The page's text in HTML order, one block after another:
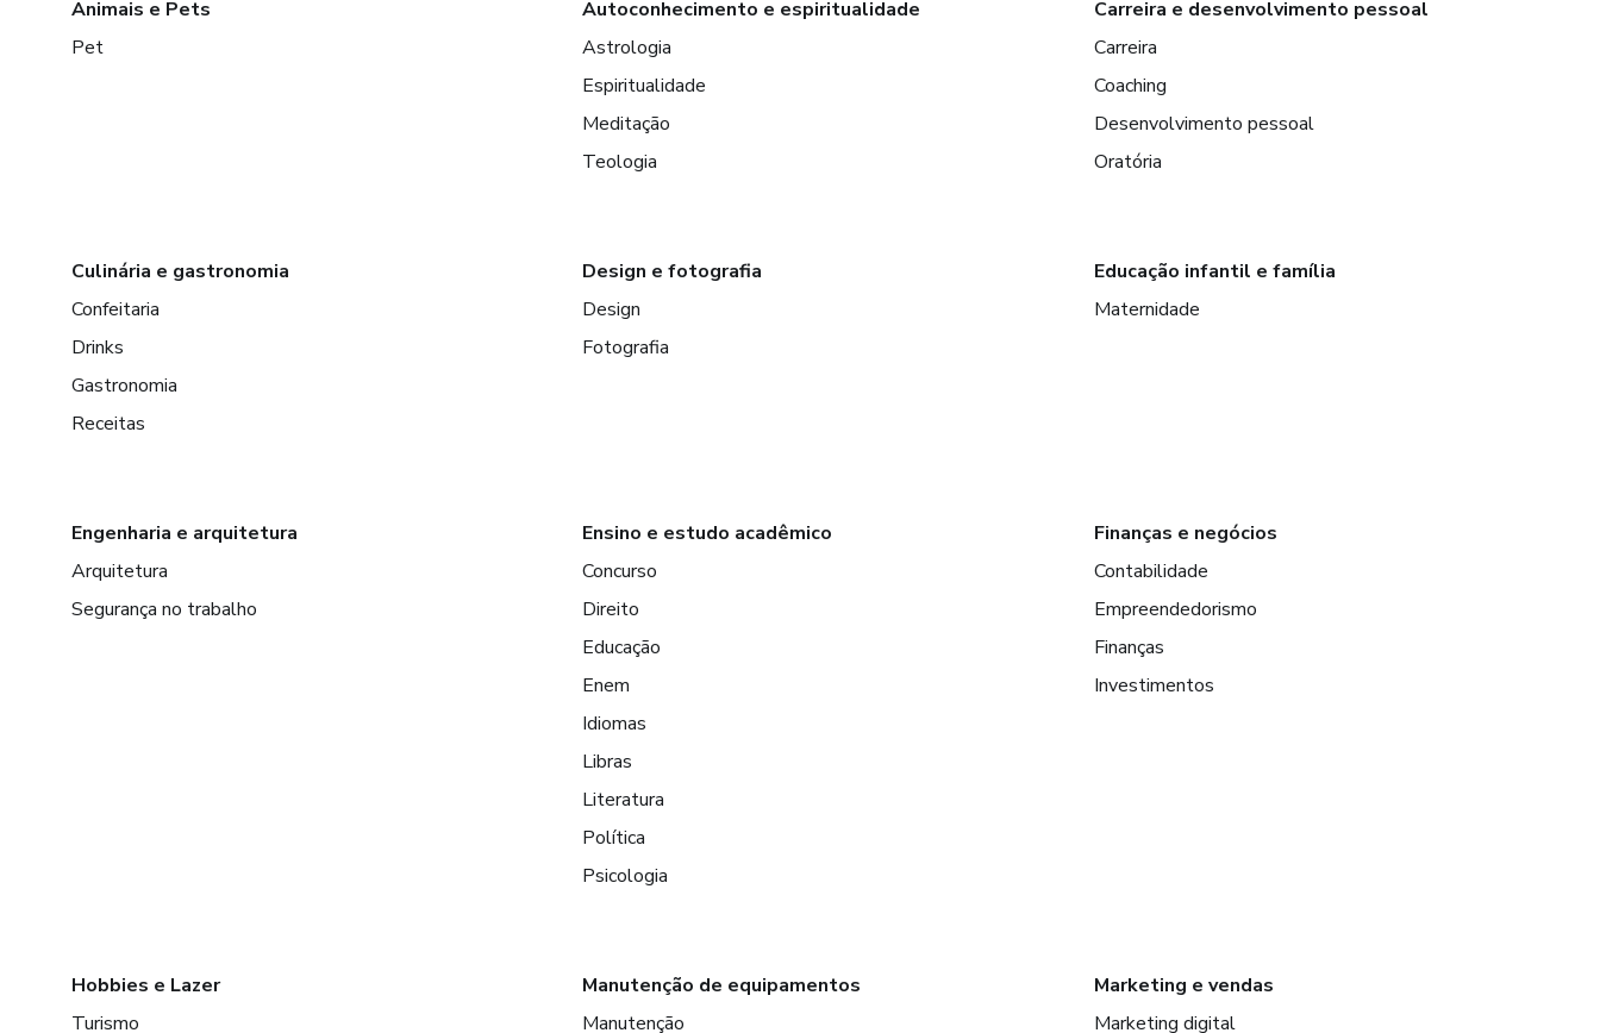
Animais e Pets
Pet
Autoconhecimento e espiritualidade
Astrologia
Espiritualidade
Meditação
Teologia
Carreira e desenvolvimento pessoal
Carreira
Coaching
Desenvolvimento pessoal
Oratória
Culinária e gastronomia
Confeitaria
Drinks
Gastronomia
Receitas
Design e fotografia
Design
Fotografia
Educação infantil e família
Maternidade
Engenharia e arquitetura
Arquitetura
Segurança no trabalho
Ensino e estudo acadêmico
Concurso
Direito
Educação
Enem
Idiomas
Libras
Literatura
Política
Psicologia
Finanças e negócios
Contabilidade
Empreendedorismo
Finanças
Investimentos
Hobbies e Lazer
Turismo
Manutenção de equipamentos
Manutenção
Marketing e vendas
Marketing digital